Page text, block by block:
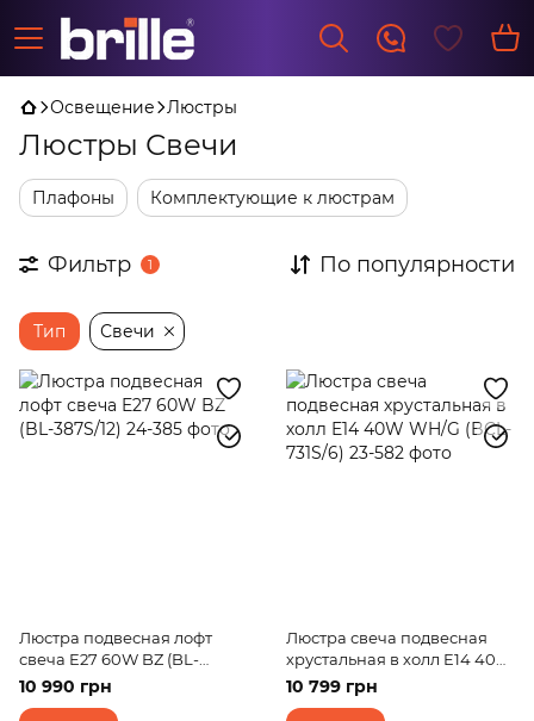
Освещение Люстры
Люстры Свечи
Плафоны Комплектующие к люстрам
Фильтр 1 По популярности
Тип Свечи
Люстра подвесная лофт
свеча E27 60W BZ (BL-
387S/12)
10 990 грн
Люстра свеча подвесная
хрустальная в холл E14 40W
WH/G (BCL-731S/6)
10 799 грн